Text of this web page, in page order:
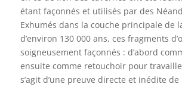
étant façonnés et utilisés par des
Exhumés dans la couche principale de
d’environ 130 000 ans, ces fragments
soigneusement façonnés : d’abord
ensuite comme retouchoir pour
s’agit d’une preuve directe et inédite de